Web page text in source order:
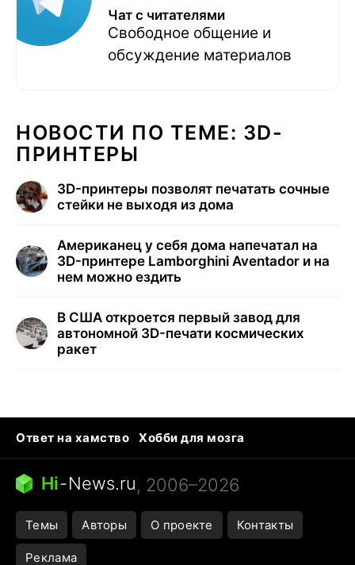
Чат с читателями
Свободное общение и
обсуждение материалов
НОВОСТИ ПО ТЕМЕ: 3D-
ПРИНТЕРЫ
3D-принтеры позволят печатать сочные
стейки не выходя из дома
Американец у себя дома напечатал на
3D-принтере Lamborghini Aventador и на
нем можно ездить
В США откроется первый завод для
автономной 3D-печати космических
ракет
Ответ на хамство
Хобби для мозга
Бензин 100 и 95
Тунцы в океанариуме
Следующая пандемия
Hi-News.ru, 2006–2026
Темы Авторы О проекте Контакты
Реклама